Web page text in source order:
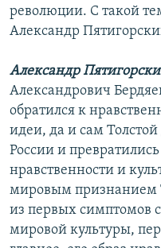
революции. С такой
Александр
Александр
Александрович
обратился к
идеи, да и сам
России и
нравственности и
мировым признанием
из первых симптомов
мировой культуры,